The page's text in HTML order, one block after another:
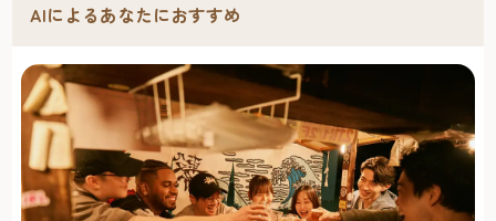
AIによるあなたにおすすめ